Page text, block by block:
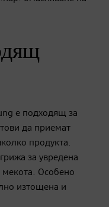
е подходящ за
да приемат
продукта.
за увредена
мекота. Особено
изтощена и